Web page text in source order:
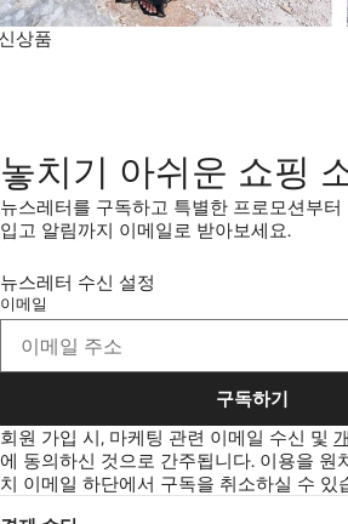
상품
놓치기 아쉬운 쇼핑
뉴스레터를 구독하고 특별한 프로모션부터
입고 알림까지 이메일로 받아보세요.
뉴스레터 수신 설정
이메일
구독하기
회원 가입 시, 마케팅 관련 이메일 수신 및
에 동의하신 것으로 간주됩니다. 이용을 원
치 이메일 하단에서 구독을 취소하실 수 있